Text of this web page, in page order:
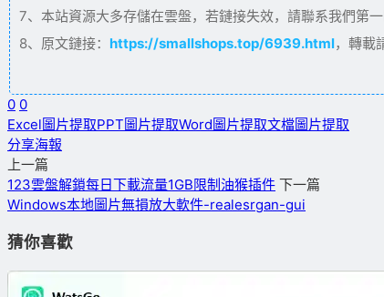
7、本站資源大多存儲在雲盤，若鏈接失效，請聯系我們第
8、原文鏈接： https://smallshops.top/6939.html，轉載
0 0
Excel圖片提取PPT圖片提取Word圖片提取文檔圖片提取
分享海報
上一篇
123雲盤解鎖每日下載流量1GB限制油猴插件 下一篇
Windows本地圖片無損放大軟件-realesrgan-gui
猜你喜歡